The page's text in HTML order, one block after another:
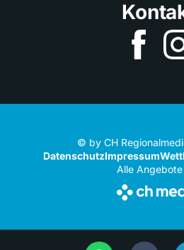
© by CH
DatenschutzImpressum
Alle